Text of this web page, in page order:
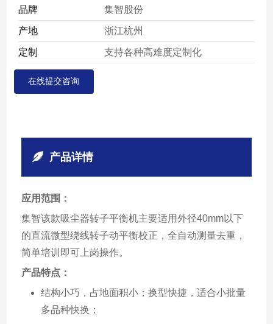
品牌 集智股份
产地 浙江杭州
定制 支持各种高难度定制化
在线提交咨询
产品详情
应用范围：
集智该款吸尘器转子平衡机主要适用外径40mm以下
的直流微型绕线转子动平衡校正，全自动测量去重，
简单培训即可上岗操作。
产品特点：
结构小巧，占地面积小；换型快捷，适合小批量
多品种快换；